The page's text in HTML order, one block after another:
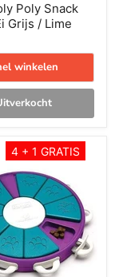
Poly Snack
Grijs / Lime
winkelen
4 + 1 GRATIS